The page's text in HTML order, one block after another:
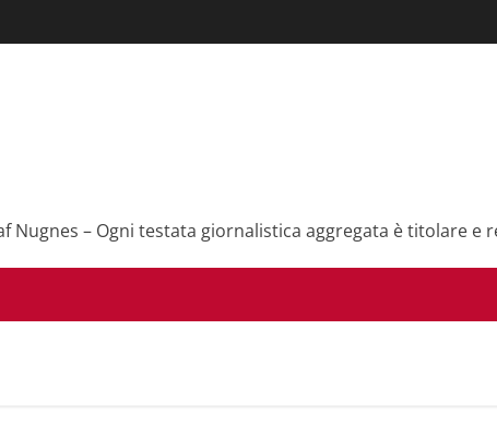
Nugnes – Ogni testata giornalistica aggregata è titolare e